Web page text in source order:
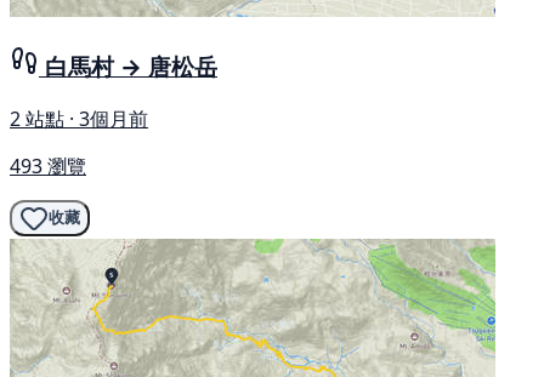
白馬村 → 唐松岳
2 站點 · 3個月前
493 瀏覽
收藏